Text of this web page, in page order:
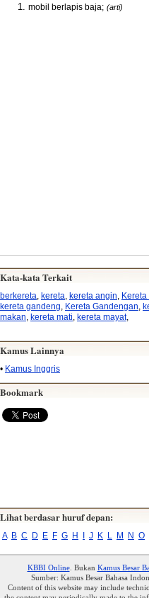
mobil berlapis baja; (arti)
Kata-kata Terkait
berkereta kereta kereta angin Kereta
kereta gandeng Kereta Gandengan
makan kereta mati kereta mayat,
Kamus Lainnya
• Kamus Inggris
Bookmark
Lihat berdasar huruf depan:
A B C D E F G H J K L M N O
KBBI Online. Bukan Kamus Besar
Sumber: Kamus Besar Bahasa
Content of this website may include